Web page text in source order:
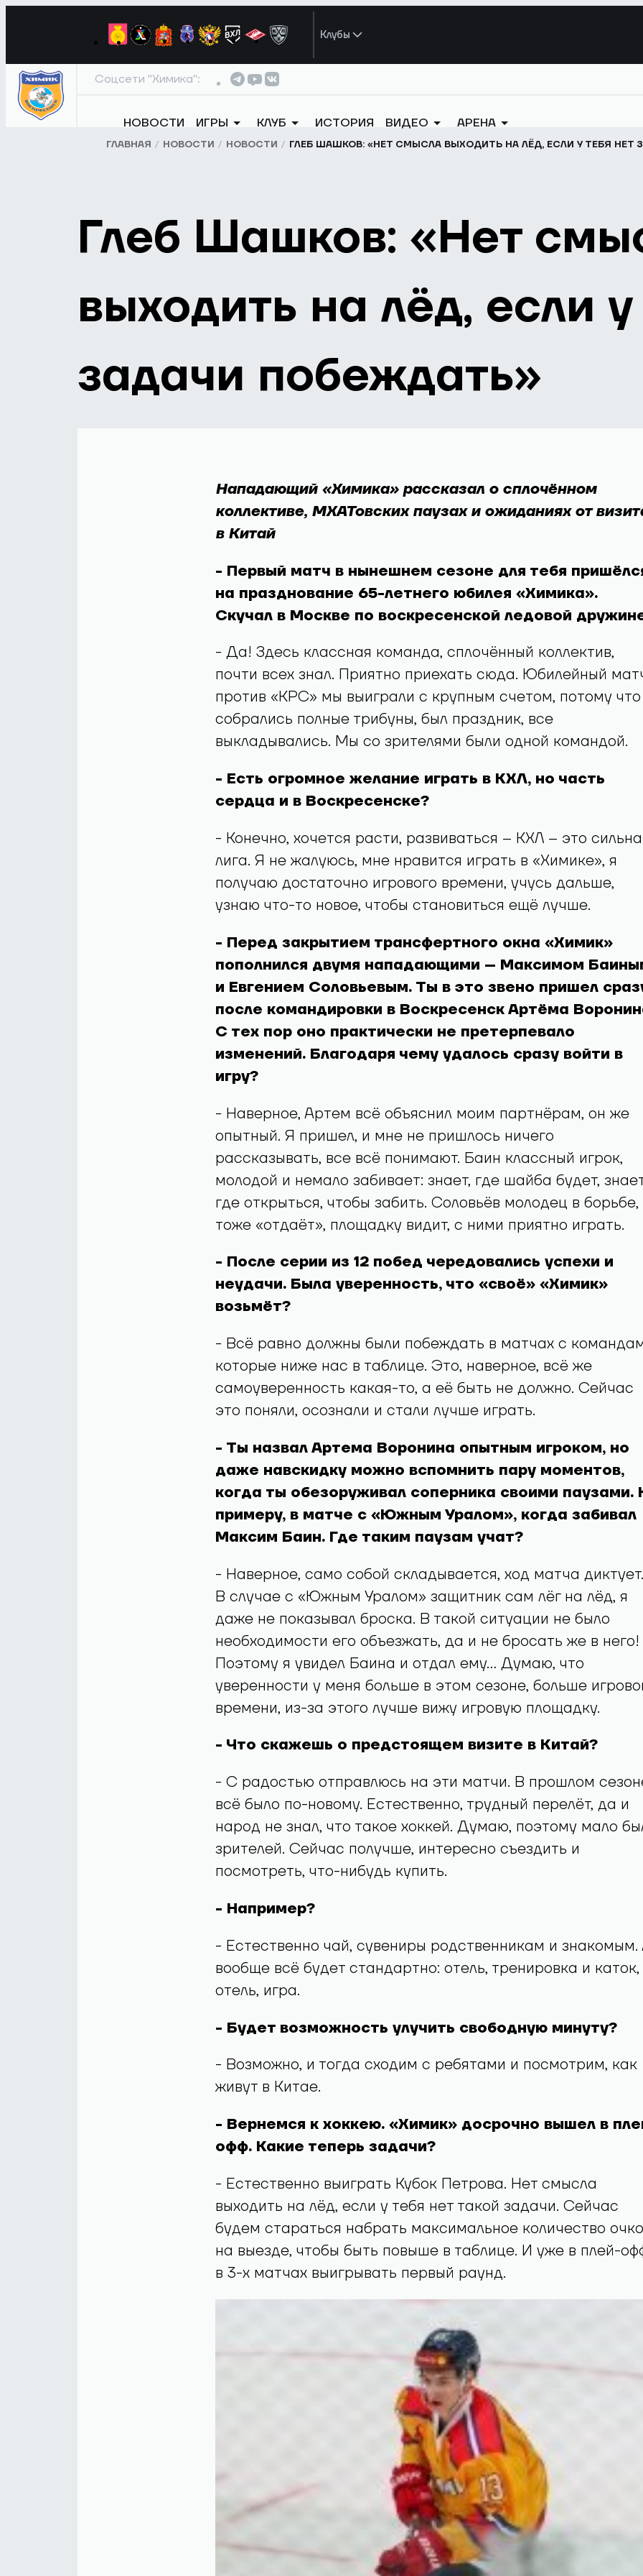
Клубы
Соцсети "Химика":
НОВОСТИ ИГРЫ КЛУБ ИСТОРИЯ ВИДЕО АРЕНА
ГЛАВНАЯ НОВОСТИ НОВОСТИ ГЛЕБ ШАШКОВ: «НЕТ СМЫСЛА ВЫХОДИТЬ НА ЛЁД, ЕСЛИ У ТЕБЯ НЕТ
Глеб Шашков: «Нет
выходить на лёд, если
задачи побеждать»
Нападающий «Химика» рассказал о сплочённом
коллективе, МХАТовских паузах и ожиданиях от
в Китай
- Первый матч в нынешнем сезоне для тебя
на празднование 65-летнего юбилея «Химика».
Скучал в Москве по воскресенской ледовой
- Да! Здесь классная команда, сплочённый коллектив,
почти всех знал. Приятно приехать сюда. Юбилейный
против «КРС» мы выиграли с крупным счетом, потому что
собрались полные трибуны, был праздник, все
выкладывались. Мы со зрителями были одной командой.
- Есть огромное желание играть в КХЛ, но часть
сердца и в Воскресенске?
- Конечно, хочется расти, развиваться – КХЛ – это
лига. Я не жалуюсь, мне нравится играть в «Химике», я
получаю достаточно игрового времени, учусь дальше,
узнаю что-то новое, чтобы становиться ещё лучше.
- Перед закрытием трансфертного окна «Химик»
пополнился двумя нападающими – Максимом
и Евгением Соловьевым. Ты в это звено пришел
после командировки в Воскресенск Артёма
С тех пор оно практически не претерпевало
изменений. Благодаря чему удалось сразу войти в
игру?
- Наверное, Артем всё объяснил моим партнёрам, он же
опытный. Я пришел, и мне не пришлось ничего
рассказывать, все всё понимают. Баин классный игрок,
молодой и немало забивает: знает, где шайба будет,
где открыться, чтобы забить. Соловьёв молодец в борьбе,
тоже «отдаёт», площадку видит, с ними приятно играть.
- После серии из 12 побед чередовались успехи и
неудачи. Была уверенность, что «своё» «Химик»
возьмёт?
- Всё равно должны были побеждать в матчах с
которые ниже нас в таблице. Это, наверное, всё же
самоуверенность какая-то, а её быть не должно. Сейчас
это поняли, осознали и стали лучше играть.
- Ты назвал Артема Воронина опытным игроком, но
даже навскидку можно вспомнить пару моментов,
когда ты обезоруживал соперника своими паузами.
примеру, в матче с «Южным Уралом», когда забивал
Максим Баин. Где таким паузам учат?
- Наверное, само собой складывается, ход матча диктует.
В случае с «Южным Уралом» защитник сам лёг на лёд, я
даже не показывал броска. В такой ситуации не было
необходимости его объезжать, да и не бросать же в него!
Поэтому я увидел Баина и отдал ему… Думаю, что
уверенности у меня больше в этом сезоне, больше
времени, из-за этого лучше вижу игровую площадку.
- Что скажешь о предстоящем визите в Китай?
- С радостью отправлюсь на эти матчи. В прошлом
всё было по-новому. Естественно, трудный перелёт, да и
народ не знал, что такое хоккей. Думаю, поэтому мало
зрителей. Сейчас получше, интересно съездить и
посмотреть, что-нибудь купить.
- Например?
- Естественно чай, сувениры родственникам и знакомым.
вообще всё будет стандартно: отель, тренировка и каток,
отель, игра.
- Будет возможность улучить свободную минуту?
- Возможно, и тогда сходим с ребятами и посмотрим, как
живут в Китае.
- Вернемся к хоккею. «Химик» досрочно вышел в
офф. Какие теперь задачи?
- Естественно выиграть Кубок Петрова. Нет смысла
выходить на лёд, если у тебя нет такой задачи. Сейчас
будем стараться набрать максимальное количество
на выезде, чтобы быть повыше в таблице. И уже в плей-
в 3-х матчах выигрывать первый раунд.